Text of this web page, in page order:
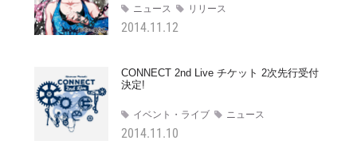
2014.11.12
ニュース リリース
2014.11.10
CONNECT 2nd Live チケット 2次先行受付
決定!
イベント・ライブ ニュース